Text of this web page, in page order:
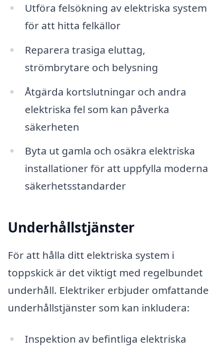
Utföra felsökning av elektriska system
för att hitta felkällor
Reparera trasiga eluttag,
strömbrytare och belysning
Åtgärda kortslutningar och andra
elektriska fel som kan påverka
säkerheten
Byta ut gamla och osäkra elektriska
installationer för att uppfylla moderna
säkerhetsstandarder
Underhållstjänster
För att hålla ditt elektriska system i
toppskick är det viktigt med regelbundet
underhåll. Elektriker erbjuder omfattande
underhållstjänster som kan inkludera:
Inspektion av befintliga elektriska